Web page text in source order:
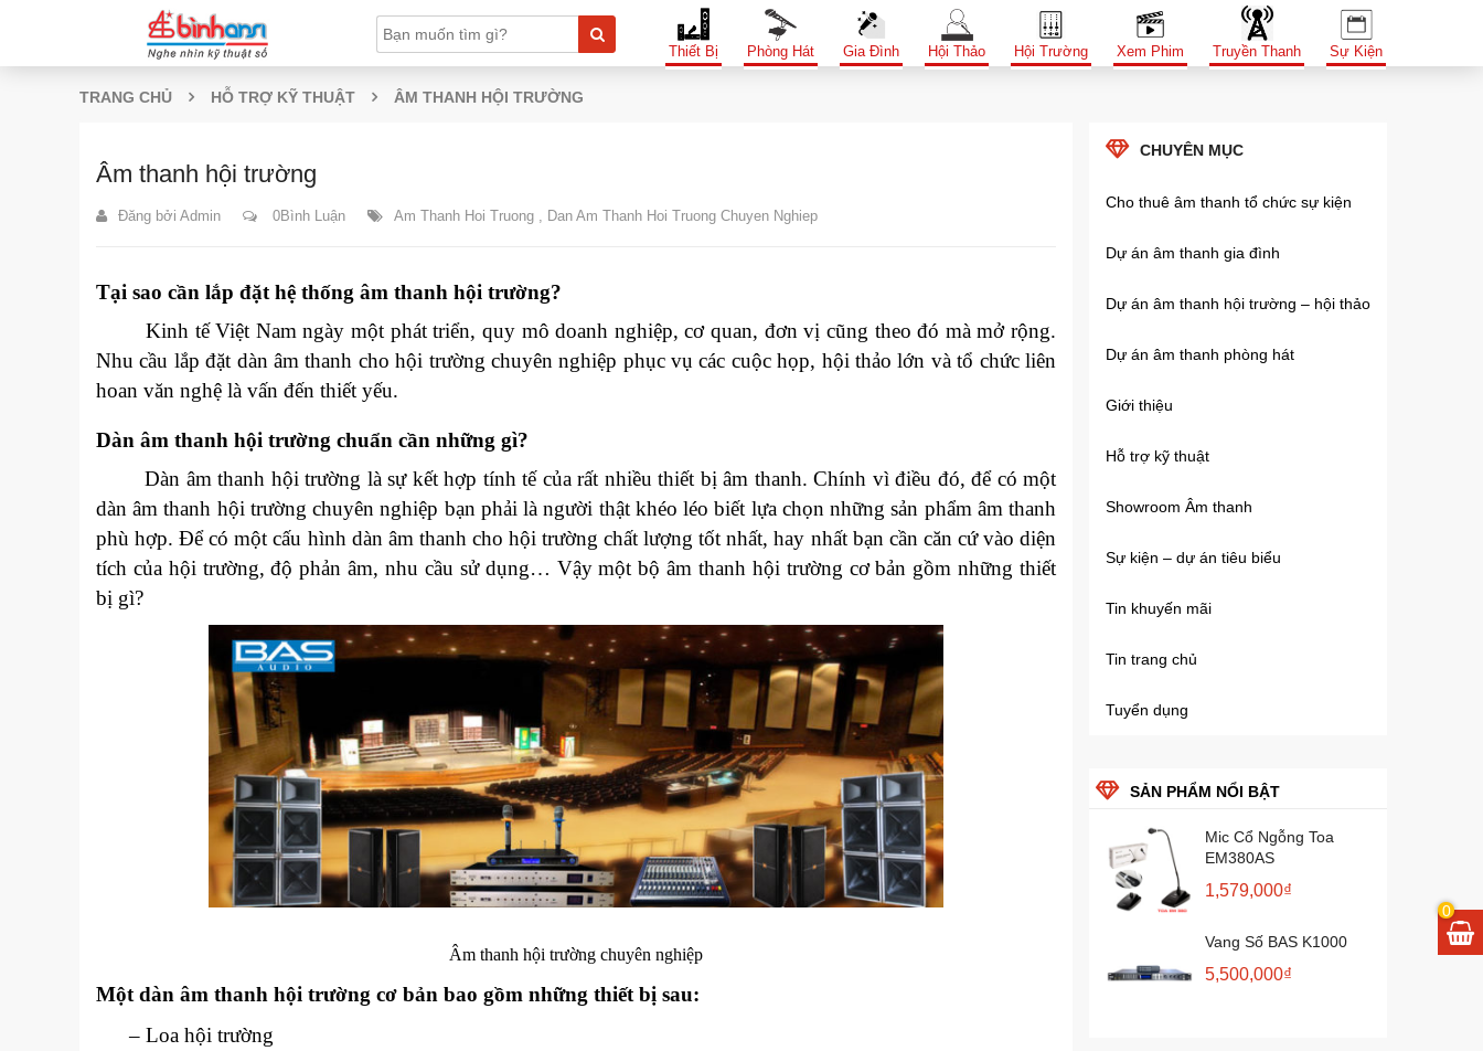
Thiết Bị Phòng Hát Gia Đình Hội Thảo Hội Trường Xem Phim Truyền Thanh Sự Kiện
TRANG CHỦ HỖ TRỢ KỸ THUẬT ÂM THANH HỘI TRƯỜNG
Âm thanh hội trường
Đăng bởi Admin 0Bình Luận Am Thanh Hoi Truong , Dan Am Thanh Hoi Truong Chuyen Nghiep
Tại sao cần lắp đặt hệ thống âm thanh hội trường?
Kinh tế Việt Nam ngày một phát triển, quy mô doanh nghiệp, cơ quan, đơn vị cũng theo đó mà mở rộng.
Nhu cầu lắp đặt dàn âm thanh cho hội trường chuyên nghiệp phục vụ các cuộc họp, hội thảo lớn và tổ chức liên
hoan văn nghệ là vấn đến thiết yếu.
Dàn âm thanh hội trường chuẩn cần những gì?
Dàn âm thanh hội trường là sự kết hợp tính tế của rất nhiều thiết bị âm thanh. Chính vì điều đó, để có một
dàn âm thanh hội trường chuyên nghiệp bạn phải là người thật khéo léo biết lựa chọn những sản phẩm âm thanh
phù hợp. Để có một cấu hình dàn âm thanh cho hội trường chất lượng tốt nhất, hay nhất bạn cần căn cứ vào diện
tích của hội trường, độ phản âm, nhu cầu sử dụng… Vậy một bộ âm thanh hội trường cơ bản gồm những thiết
bị gì?
Âm thanh hội trường chuyên nghiệp
Một dàn âm thanh hội trường cơ bản bao gồm những thiết bị sau:
– Loa hội trường
CHUYÊN MỤC
Cho thuê âm thanh tổ chức sự kiện
Dự án âm thanh gia đình
Dự án âm thanh hội trường – hội thảo
Dự án âm thanh phòng hát
Giới thiệu
Hỗ trợ kỹ thuật
Showroom Âm thanh
Sự kiện – dự án tiêu biểu
Tin khuyến mãi
Tin trang chủ
Tuyển dụng
SẢN PHẨM NỔI BẬT
Mic Cổ Ngỗng Toa
EM380AS
1,579,000₫
Vang Số BAS K1000
5,500,000₫
0